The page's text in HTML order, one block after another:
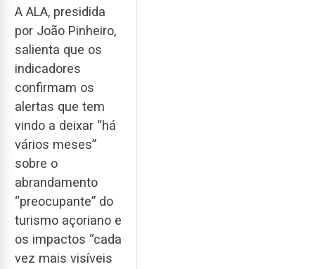
A ALA, presidida
por João Pinheiro,
salienta que os
indicadores
confirmam os
alertas que tem
vindo a deixar “há
vários meses”
sobre o
abrandamento
“preocupante” do
turismo açoriano e
os impactos “cada
vez mais visíveis